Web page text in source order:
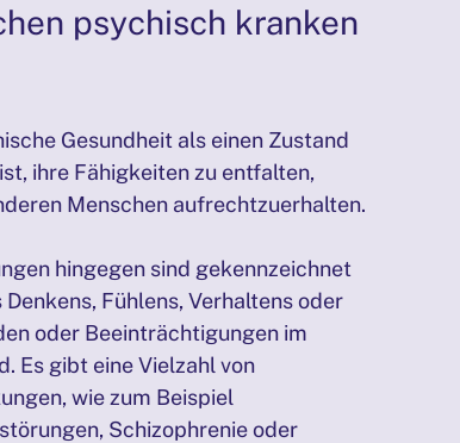
NOV 24 Marketing mit KI
Biografiearbeit Mediation
25./26.10.2025 PRÄSENZTAGE 22./23.11.2025
psychisch kranken
Gesundheit als einen Zustand
ihre Fähigkeiten zu entfalten,
Menschen aufrechtzuerhalten.
hingegen sind gekennzeichnet
Fühlens, Verhaltens oder
oder Beeinträchtigungen im
Es gibt eine Vielzahl von
wie zum Beispiel
Schizophrenie oder